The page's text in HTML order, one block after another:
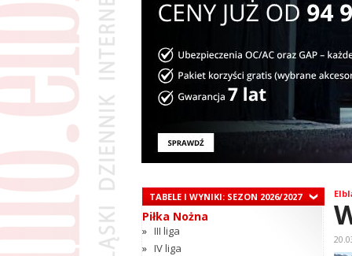
TABELE I WYNIKI: SEZON 2026/2027
Piłka Nożna
» III liga
» IV liga